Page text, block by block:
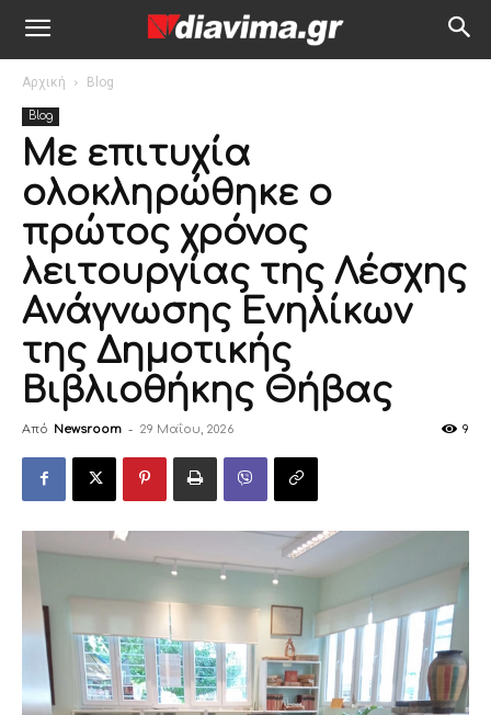
Αρχική Blog
Blog
Με επιτυχία
ολοκληρώθηκε ο
πρώτος χρόνος
λειτουργίας της Λέσχης
Ανάγνωσης Ενηλίκων
της Δημοτικής
Βιβλιοθήκης Θήβας
Από Newsroom - 29 Μαΐου, 2026 9